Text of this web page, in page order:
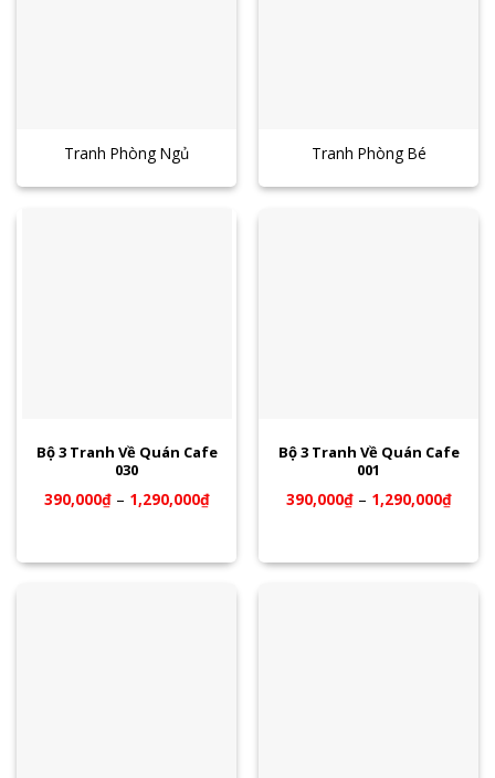
Tranh Phòng Ngủ Tranh Phòng Bé
Bộ 3 Tranh Về Quán Cafe
030
390,000₫– 1,290,000₫
Bộ 3 Tranh Về Quán Cafe
001
390,000₫– 1,290,000₫